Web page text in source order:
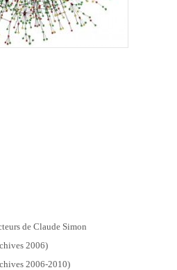
de Claude Simon
2006)
2006-2010)